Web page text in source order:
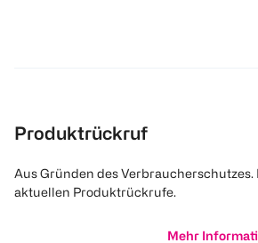
Produktrückruf
Aus Gründen des
aktuellen Produktrückrufe.
Mehr